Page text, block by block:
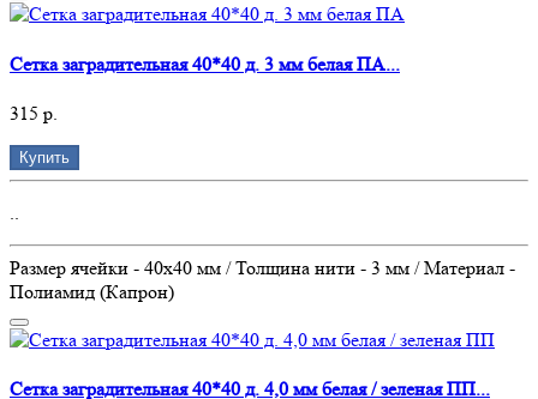
Сетка заградительная 40*40 д. 3 мм белая ПА...
315 р.
Купить
..
Размер ячейки - 40х40 мм / Толщина нити - 3 мм / Материал -
Полиамид (Капрон)
Сетка заградительная 40*40 д. 4,0 мм белая / зеленая ПП...